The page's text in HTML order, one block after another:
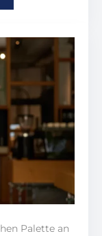
Palette an